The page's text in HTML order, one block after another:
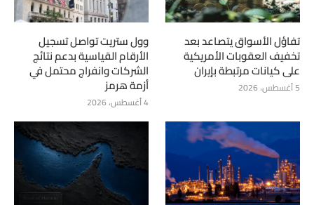
تفاؤل الأسواق يتصاعد بعد
تخفيف العقوبات الأمريكية
على كيانات مرتبطة بإيران
5 أغسطس، 2026
وول ستريت تواصل تسجيل
الأرقام القياسية بدعم نتائج
الشركات وانفراج محتمل في
أزمة هرمز
4 أغسطس، 2026